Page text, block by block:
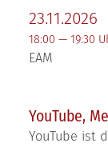
23.11.2026
18:00 — 19:30
EAM
YouTube,
YouTube ist